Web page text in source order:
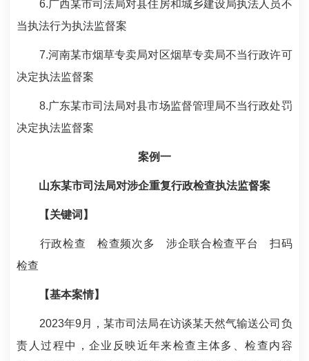
6.广西某市司法局对县住房和城乡建设局执法人员不
当执法行为执法监督案
7.河南某市烟草专卖局对区烟草专卖局不当行政许可
决定执法监督案
8.广东某市司法局对县市场监督管理局不当行政处罚
决定执法监督案
案例一
山东某市司法局对涉企重复行政检查执法监督案
【关键词】
行政检查 检查频次多 涉企联合检查平台 扫码
检查
【基本案情】
2023年9月，某市司法局在访谈某天然气输送公司负
责人过程中，企业反映近年来检查主体多、检查内容